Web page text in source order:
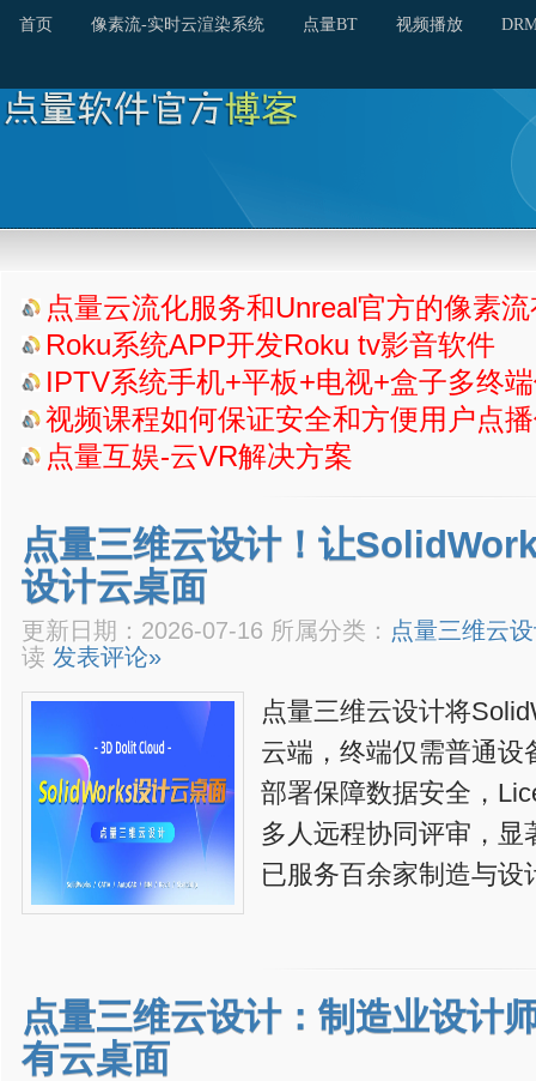
首页 像素流-实时云渲染系统 点量BT 视频播放
点量云流化服务和Unreal官方的像素
Roku系统APP开发Roku tv影音软件
IPTV系统手机+平板+电视+盒子多终
视频课程如何保证安全和方便用户点
点量互娱-云VR解决方案
点量三维云设计！让
设计云桌面
更新日期：2026-07-16 所属分类： 点量三维云
读 发表评论»
点量三维云设计将
云端，终端仅需普通
部署保障数据安全，
多人远程协同评审，
已服务百余家制造与设
点量三维云设计：制造业设计
有云桌面